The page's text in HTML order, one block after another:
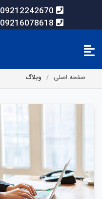
09212242670
09216078618
صفحه اصلی وبلاگ